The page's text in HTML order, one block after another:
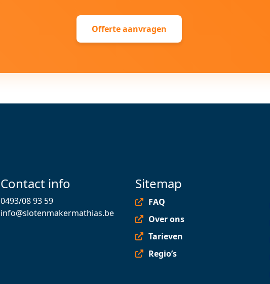
Offerte aanvragen
Contact info
0493/08 93 59
info@slotenmakermathias.be
Sitemap
FAQ
Over ons
Tarieven
Regio’s